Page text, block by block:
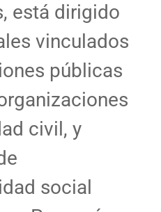
está dirigido
vinculados
públicas
civil, y
social